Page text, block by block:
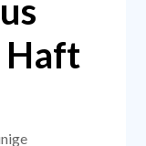
Haft